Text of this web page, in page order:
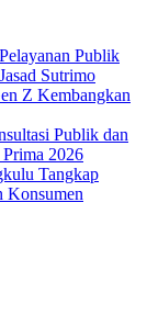
Publik
Sutrimo
Z Kembangkan
Publik dan
2026
Tangkap
Konsumen